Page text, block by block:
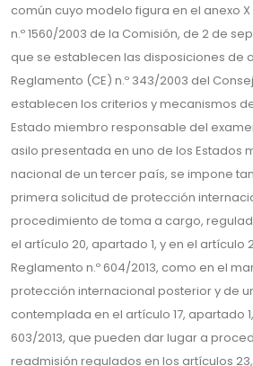
común cuyo modelo figura en el anexo
n.º 1560/2003 de la Comisión, de 2 de
que se establecen las disposiciones de
Reglamento (CE) n.º 343/2003 del
establecen los criterios y mecanismos
Estado miembro responsable del
asilo presentada en uno de los Estados
nacional de un tercer país, se impone
primera solicitud de protección
procedimiento de toma a cargo,
el artículo 20, apartado 1, y en el artículo
Reglamento n.º 604/2013, como en el
protección internacional posterior y de
contemplada en el artículo 17, apartado
603/2013, que pueden dar lugar a
readmisión regulados en los artículos